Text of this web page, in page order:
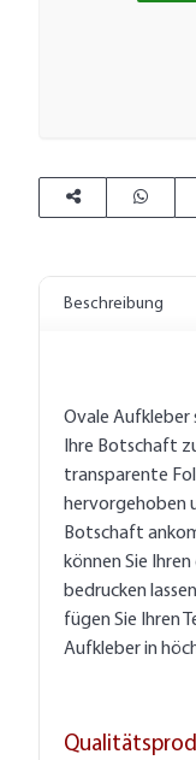
Beschreibung
Ovale
Ihre Botschaft
transparente
hervorgehoben
Botschaft
können Sie
bedrucken
fügen Sie Ihren
Aufkleber in